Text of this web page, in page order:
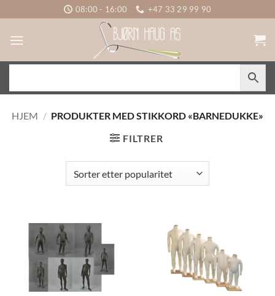
to
content
08:00 - 16:00 +47 33 29 99 90
HJEM / PRODUKTER MED STIKKORD «BARNEDUKKE»
FILTRER